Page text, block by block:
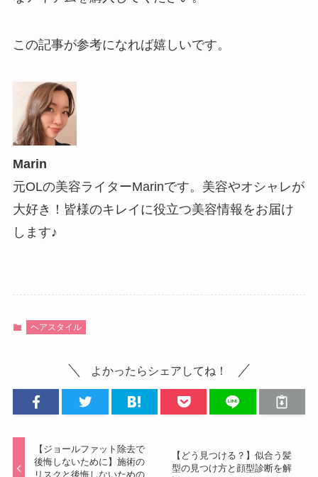
この記事が参考になれば嬉しいです。
Marin
元OLの美容ライターMarinです。美容やオシャレが
大好き！皆様のキレイに役立つ美容情報をお届け
します♪
ヘアスタイル
よかったらシェアしてね！
【ジョールファット除去で
後悔しないために】施術の
リスクと後悔しないための
【どう見つける？】似合う髪
型の見つけ方と顔型診断を解